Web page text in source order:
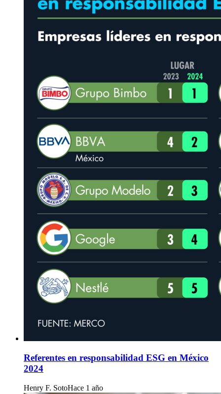
Referentes en responsabilidad ESG en México
2024
Henry F. SotoHace 1 año